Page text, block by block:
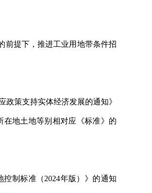
前提下，推进工业用地带条件招
策支持实体经济发展的通知》
在地土地等别相对应《标准》的
制标准（2024年版）》的通知